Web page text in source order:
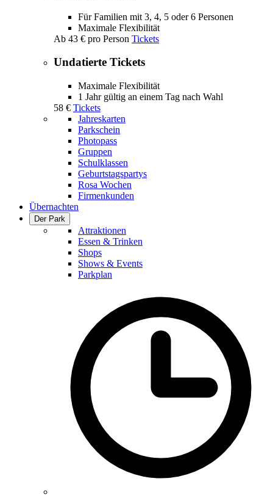
Für Familien mit 3, 4, 5 oder 6 Personen
Maximale Flexibilität
Ab 43 € pro Person Tickets
Undatierte Tickets
Maximale Flexibilität
1 Jahr gültig an einem Tag nach Wahl
58 € Tickets
Jahreskarten
Parkschein
Photopass
Gruppen
Schulklassen
Geburtstagspartys
Rosa Wochen
Firmenkunden
Übernachten
Der Park
Attraktionen
Essen & Trinken
Shops
Shows & Events
Parkplan